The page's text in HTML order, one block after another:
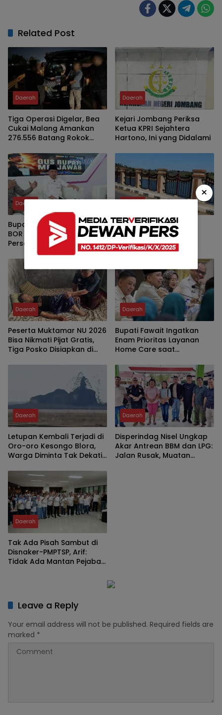
Related Post
Daerah
Tiga Operasi Digelar, Bea
Cukai Malang Amankan
276.556 Batang Rokok
Daerah
Kejari Jombang Periksa
Ketua KPRI Sejahtera
Hartono, Ini yang Didalami
Daerah
Bupati Fawait Tegaskan
BOR Dua RSD Lebih 100
Persen, Perlu Percepatan
Penambahan Tempat
Tidur Pasien
Pagar Pengaman
Jembatan Bendungan
Randugunting Hilang,
Pengendara Khawatir
Daerah
Peserta Muktamar NU 2026
Bisa Nikmati Pijat Gratis,
Tiga Posko Disiapkan di
Daerah
Bupati Fawait Ingatkan
Enam Prioritas Layanan
Home Care saat
Daerah
Letupan Kembali Terjadi di
Oro-oro Kesongo Blora,
Warga Diminta Tak Dekati
Daerah
Disperindag Nisel Ungkap
Akar Antrean BBM dan LPG:
Jalan Rusak, Muatan
Daerah
Tak Ada Pisah Sambut di
Disnaker-PMPTSP, Arif:
Tidak Ada Mantan Pejabat,
Leave a Reply
Your email address will not be published. Required fields are
marked *
×